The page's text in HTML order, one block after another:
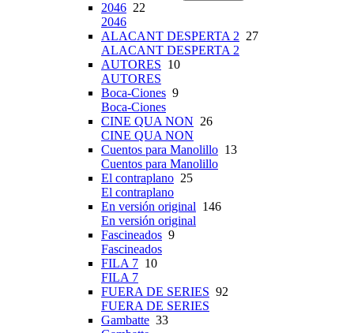
2046 22
2046
ALACANT DESPERTA 2 27
ALACANT DESPERTA 2
AUTORES 10
AUTORES
Boca-Ciones 9
Boca-Ciones
CINE QUA NON 26
CINE QUA NON
Cuentos para Manolillo 13
Cuentos para Manolillo
El contraplano 25
El contraplano
En versión original 146
En versión original
Fascineados 9
Fascineados
FILA 7 10
FILA 7
FUERA DE SERIES 92
FUERA DE SERIES
Gambatte 33